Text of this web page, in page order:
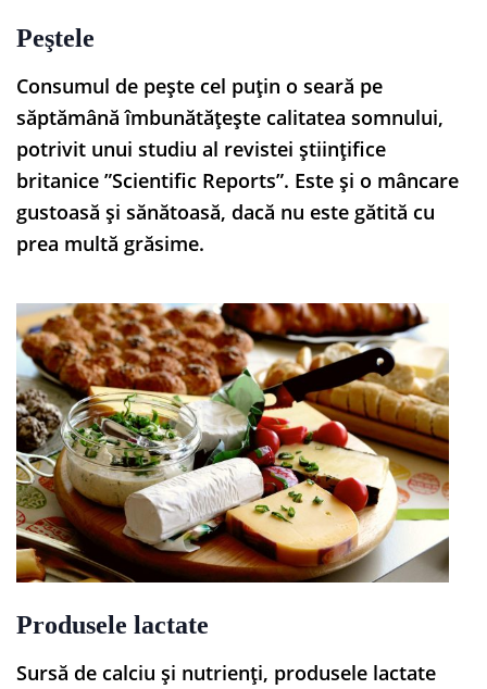
Peştele
Consumul de pește cel puțin o seară pe
săptămână îmbunătățește calitatea somnului,
potrivit unui studiu al revistei științifice
britanice ”Scientific Reports”. Este și o mâncare
gustoasă și sănătoasă, dacă nu este gătită cu
prea multă grăsime.
Produsele lactate
Sursă de calciu și nutrienți, produsele lactate